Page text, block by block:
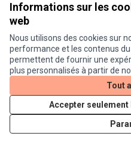
Informations sur les
web
Nous utilisons des cookies sur
performance et les contenus
permettent de fournir une
plus personnalisés à partir de
Tout
Accepter
Réinstaller des
à proximité de la
Proposition officielle 0